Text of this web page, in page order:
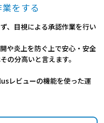
をする
、目視による承認作業を行い
や炎上を防ぐ上で安心・安全
の分高いと言えます。
レビューの機能を使った運